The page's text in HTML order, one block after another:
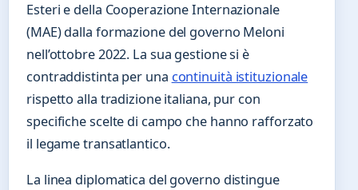
Esteri e della Cooperazione Internazionale
(MAE) dalla formazione del governo Meloni
nell’ottobre 2022. La sua gestione si è
contraddistinta per una continuità istituzionale
rispetto alla tradizione italiana, pur con
specifiche scelte di campo che hanno rafforzato
il legame transatlantico.
La linea diplomatica del governo distingue